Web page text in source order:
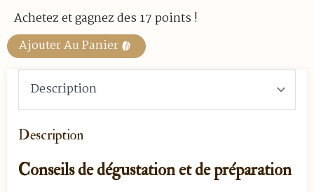
Achetez et gagnez des 17 points !
Ajouter Au Panier
Description
Conseils de dégustation et de préparation